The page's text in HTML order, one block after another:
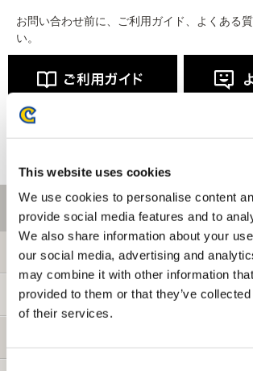
This website uses cookies
We use cookies to personalise content
provide social media features and to
We also share information about your
our social media, advertising and
may combine it with other information
provided to them or that they’ve
of their services.
お問い合わせ前に、ご利用ガイド、よくある
い。
ご利用情報
初めての方へ
ご利用ガイド